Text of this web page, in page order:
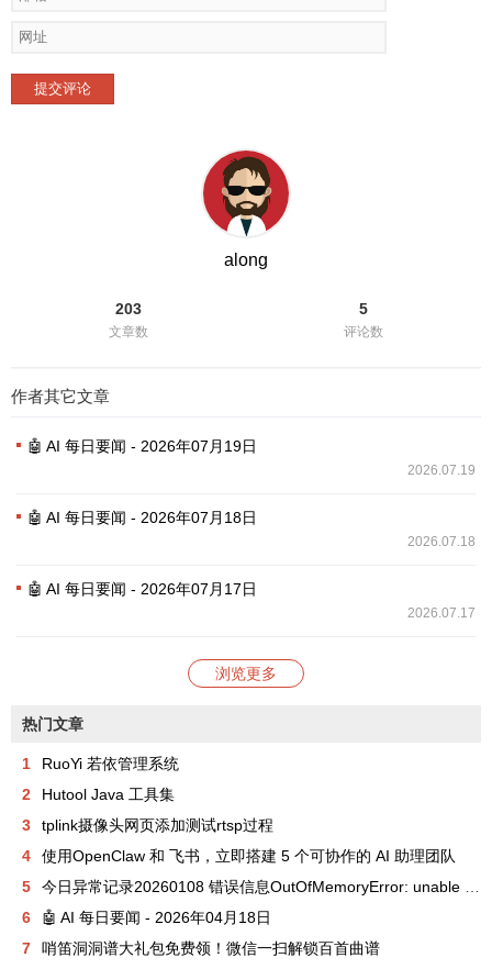
提交评论
along
203
文章数
5
评论数
作者其它文章
🤖 AI 每日要闻 - 2026年07月19日
2026.07.19
🤖 AI 每日要闻 - 2026年07月18日
2026.07.18
🤖 AI 每日要闻 - 2026年07月17日
2026.07.17
浏览更多
热门文章
1
RuoYi 若依管理系统
2
Hutool Java 工具集
3
tplink摄像头网页添加测试rtsp过程
4
使用OpenClaw 和 飞书，立即搭建 5 个可协作的 AI 助理团队
5
今日异常记录20260108 错误信息OutOfMemoryError: unable to create new native thread
6
🤖 AI 每日要闻 - 2026年04月18日
7
哨笛洞洞谱大礼包免费领！微信一扫解锁百首曲谱